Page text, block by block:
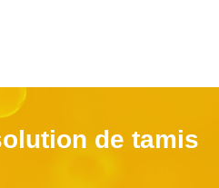
de tamis